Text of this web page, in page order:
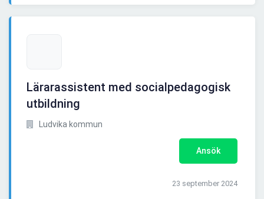
Lärarassistent med socialpedagogisk
utbildning
Ludvika kommun
Ansök
23 september 2024